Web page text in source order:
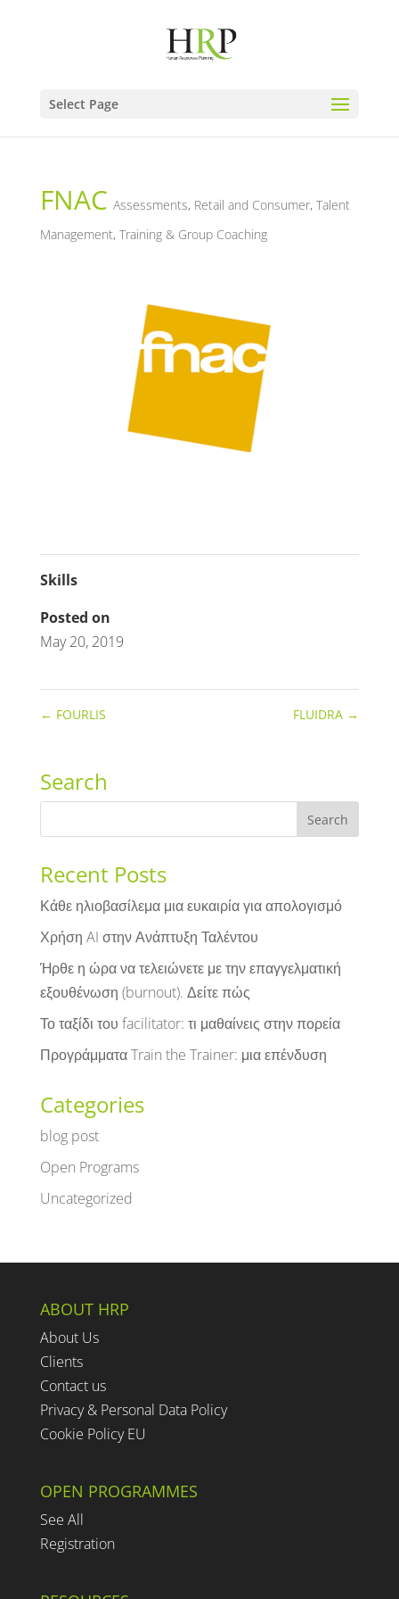
Select Page
FNAC Assessments, Retail and Consumer, Talent
Management, Training & Group Coaching
Skills
Posted on
May 20, 2019
← FOURLIS FLUIDRA →
Search
Recent Posts
Κάθε ηλιοβασίλεμα μια ευκαιρία για απολογισμό
Χρήση AI στην Ανάπτυξη Ταλέντου
Ήρθε η ώρα να τελειώνετε με την επαγγελματική
εξουθένωση (burnout). Δείτε πώς
Το ταξίδι του facilitator: τι μαθαίνεις στην πορεία
Προγράμματα Train the Trainer: μια επένδυση
Categories
blog post
Open Programs
Uncategorized
ABOUT HRP
About Us
Clients
Contact us
Privacy & Personal Data Policy
Cookie Policy EU
OPEN PROGRAMMES
See All
Registration